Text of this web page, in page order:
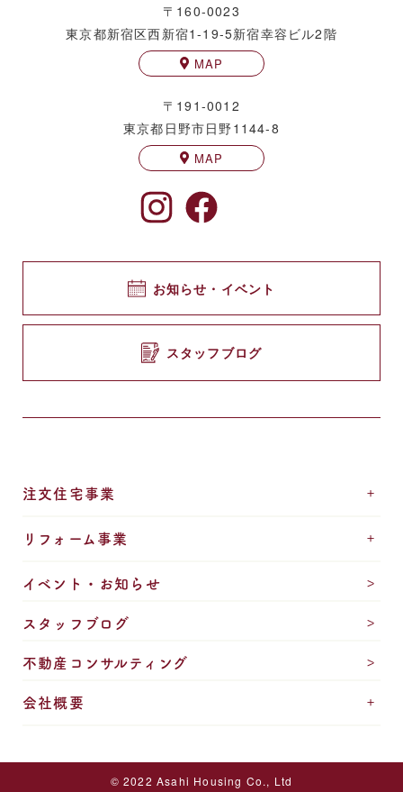
〒160-0023
東京都新宿区西新宿1-19-5新宿幸容ビル2階
MAP
〒191-0012
東京都日野市日野1144-8
MAP
お知らせ・イベント
スタッフブログ
注文住宅事業
リフォーム事業
イベント・お知らせ
スタッフブログ
不動産コンサルティング
会社概要
© 2022 Asahi Housing Co., Ltd